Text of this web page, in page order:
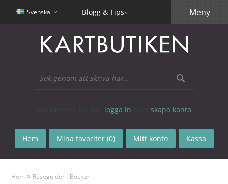
Svenska Blogg & Tips
logga in skapa konto
Hem Mina favoriter (0) Mitt konto Kassa
Meny
Hem » Reseguider - Böcker